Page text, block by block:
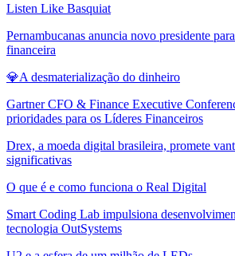
Listen Like Basquiat
Pernambucanas anuncia novo presidente
financeira
💎A desmaterialização do dinheiro
Gartner CFO & Finance Executive
prioridades para os Líderes Financeiros
Drex, a moeda digital brasileira, promete
significativas
O que é e como funciona o Real Digital
Smart Coding Lab impulsiona
tecnologia OutSystems